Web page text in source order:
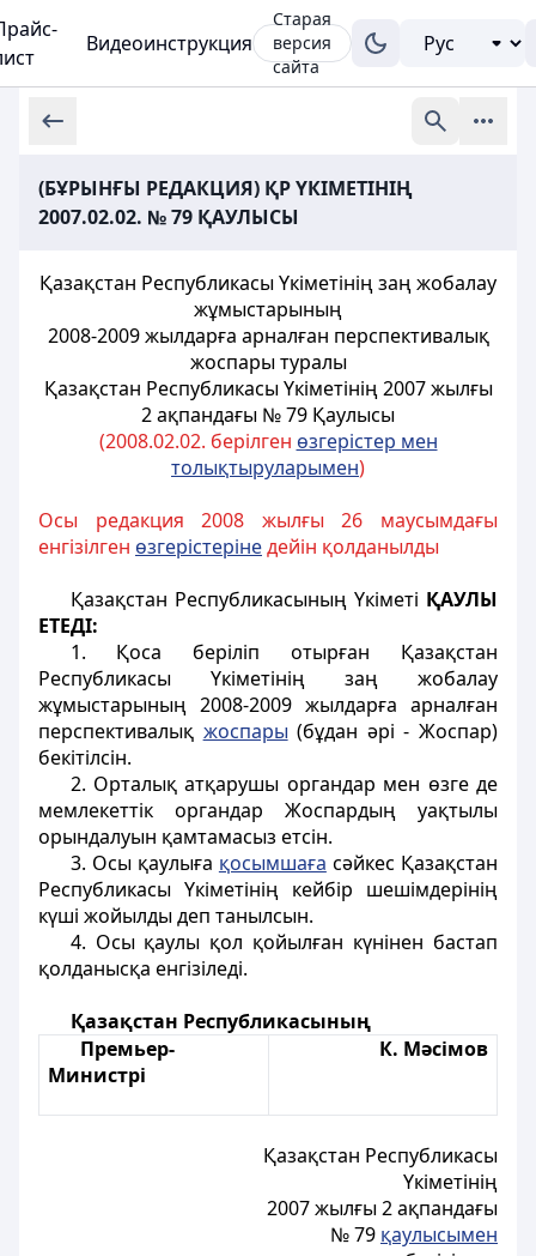
Видеоинструкция
Старая
версия
сайта
(БҰРЫНҒЫ РЕДАКЦИЯ) ҚР ҮКІМЕТІНІҢ
2007.02.02. № 79 ҚАУЛЫСЫ
Қазақстан Республикасы Yкіметінің заң жобалау
жұмыстарының
2008-2009 жылдарға арналған перспективалық
жоспары туралы
Қазақстан Республикасы Үкіметінің 2007 жылғы
2 ақпандағы № 79 Қаулысы
(2008.02.02. берілген өзгерістер мен
толықтыруларымен)
Осы редакция 2008 жылғы 26 маусымдағы
енгізілген өзгерістерінедейін қолданылды
Қазақстан Республикасының Үкіметі ҚАУЛЫ
ЕТЕДI:
1. Қоса беріліп отырған Қазақстан
Республикасы Үкіметінің заң жобалау
жұмыстарының 2008-2009 жылдарға арналған
перспективалық жоспары (бұдан әрі - Жоспар)
бекітілсін.
2. Орталық атқарушы органдар мен өзге де
мемлекеттік органдар Жоспардың уақтылы
орындалуын қамтамасыз етсін.
3. Осы қаулыға қосымшаға сәйкес Қазақстан
Республикасы Үкіметінің кейбір шешімдерінің
күші жойылды деп танылсын.
4. Осы қаулы қол қойылған күнінен бастап
қолданысқа енгізіледі.
Қазақстан Республикасының
Премьер-
Министрі
К. Мәсімов
Қазақстан Республикасы
Үкіметінің
2007 жылғы 2 ақпандағы
№ 79 қаулысымен